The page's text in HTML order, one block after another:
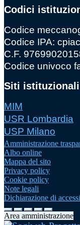
Codici
Codice
Codice IPA:
C.F.
Codice univoco
Siti istituzionali
MIM
USR Lombardia
USP Milano
Amministrazione
Albo online
Mappa del sito
Privacy policy
Cookie policy
Note legali
Dichiarazione di
Area amministrazione